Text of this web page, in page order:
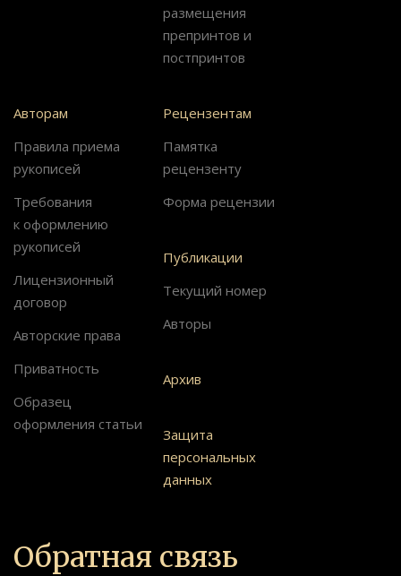
размещения
препринтов и
постпринтов
Авторам
Правила приема
рукописей
Требования
к оформлению
рукописей
Лицензионный
договор
Авторские права
Приватность
Образец
оформления статьи
Рецензентам
Памятка
рецензенту
Форма рецензии
Публикации
Текущий номер
Авторы
Архив
Защита
персональных
данных
Обратная связь